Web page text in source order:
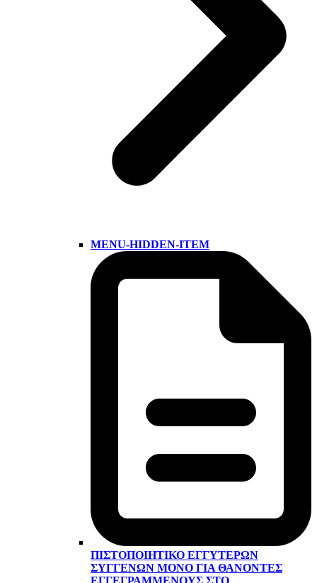
MENU-HIDDEN-ITEM
ΠΙΣΤΟΠΟΙΗΤΙΚΌ ΕΓΓΥΤΈΡΩΝ
ΣΥΓΓΕΝΏΝ ΜΌΝΟ ΓΙΑ ΘΑΝΌΝΤΕΣ
ΕΓΓΕΓΡΑΜΜΈΝΟΥΣ ΣΤΟ